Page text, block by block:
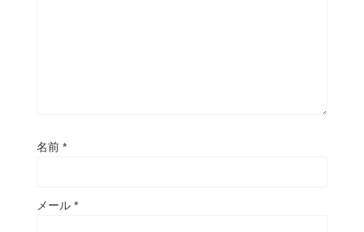
名前 *
メール *